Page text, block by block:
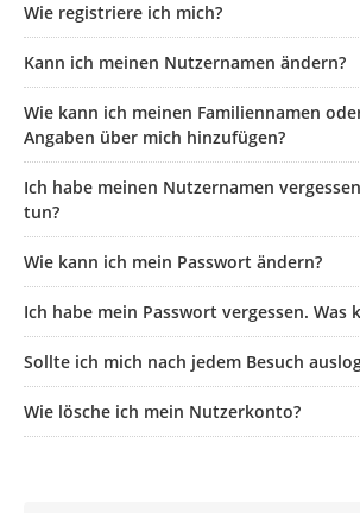
Wie registriere ich mich?
Kann ich meinen Nutzernamen ändern?
Wie kann ich meinen Familiennamen
Angaben über mich hinzufügen?
Ich habe meinen Nutzernamen
tun?
Wie kann ich mein Passwort ändern?
Ich habe mein Passwort vergessen. Was
Sollte ich mich nach jedem Besuch
Wie lösche ich mein Nutzerkonto?